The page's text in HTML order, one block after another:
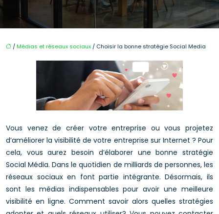
/ Médias et réseaux sociaux / Choisir la bonne stratégie Social Media
Vous venez de créer votre entreprise ou vous projetez
d’améliorer la visibilité de votre entreprise sur Internet ? Pour
cela, vous aurez besoin d’élaborer une bonne stratégie
Social Média. Dans le quotidien de milliards de personnes, les
réseaux sociaux en font partie intégrante. Désormais, ils
sont les médias indispensables pour avoir une meilleure
visibilité en ligne. Comment savoir alors quelles stratégies